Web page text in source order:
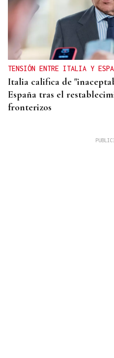
TENSIÓN ENTRE ITALIA Y
Italia califica de
España tras el
fronterizos